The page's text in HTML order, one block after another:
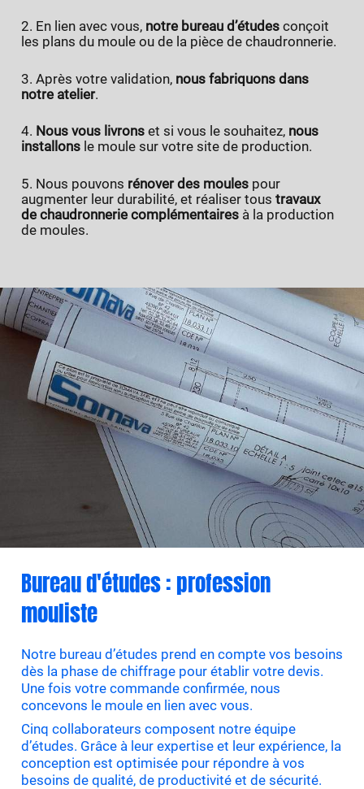
En lien avec vous, notre bureau d’étudesconçoit
les plans du moule ou de la pièce de chaudronnerie.
Après votre validation, nous fabriquons dans
notre atelier.
Nous vous livronset si vous le souhaitez, nous
installonsle moule sur votre site de production.
Nous pouvons rénover des moulespour
augmenter leur durabilité, et réaliser tous travaux
de chaudronnerie complémentairesà la production
de moules.
Bureau d'études : profession
mouliste
Notre bureau d’études prend en compte vos besoins
dès la phase de chiffrage pour établir votre devis.
Une fois votre commande confirmée, nous
concevons le moule en lien avec vous.
Cinq collaborateurs composent notre équipe
d’études. Grâce à leur expertise et leur expérience, la
conception est optimisée pour répondre à vos
besoins de qualité, de productivité et de sécurité.